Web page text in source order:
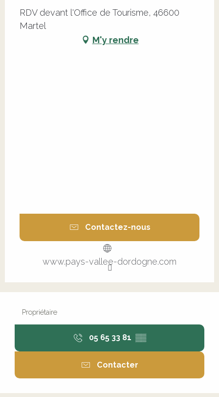
RDV devant l'Office de Tourisme, 46600
Martel
M'y rendre
Contactez-nous
www.pays-vallee-dordogne.com
Propriétaire
05 65 33 81 ▒▒
Contacter